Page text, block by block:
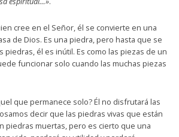
cree en el Señor, él se convierte en una
de Dios. Es una piedra, pero hasta que se
piedras, él es inútil. Es como las piezas de un
funcionar solo cuando las muchas piezas
que permanece solo? Él no disfrutará las
decir que las piedras vivas que están
piedras muertas, pero es cierto que una